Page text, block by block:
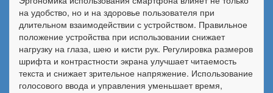
на удобство, но и на здоровье пользователя при
длительном взаимодействии с устройством. Правильное
положение устройства при использовании снижает
нагрузку на глаза, шею и кисти рук. Регулировка размеров
шрифта и контрастности экрана улучшает читаемость
текста и снижает зрительное напряжение. Использование
голосового ввода и управления уменьшает время,